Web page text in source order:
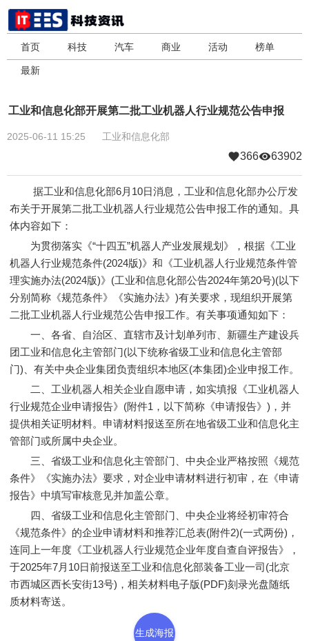
首页 科技 汽车 商业 活动 榜单
最新
工业和信息化部开展第二批工业机器人行业规范公告申报
2025-06-11 15:25 工业和信息化部
366 63902
据工业和信息化部6月10日消息，工业和信息化部办公厅发
布关于开展第二批工业机器人行业规范公告申报工作的通知。具
体内容如下：
为贯彻落实《“十四五”机器人产业发展规划》，根据《工业
机器人行业规范条件(2024版)》和《工业机器人行业规范条件管
理实施办法(2024版)》(工业和信息化部公告2024年第20号)(以下
分别简称《规范条件》《实施办法》)有关要求，现组织开展第
二批工业机器人行业规范公告申报工作。有关事项通知如下：
一、各省、自治区、直辖市及计划单列市、新疆生产建设兵
团工业和信息化主管部门(以下统称省级工业和信息化主管部
门)、有关中央企业集团负责组织本地区(本集团)企业申报工作。
二、工业机器人相关企业自愿申请，如实填报《工业机器人
行业规范企业申请报告》(附件1，以下简称《申请报告》)，并
提供相关证明材料。申请材料报送至所在地省级工业和信息化主
管部门或所属中央企业。
三、省级工业和信息化主管部门、中央企业严格按照《规范
条件》《实施办法》要求，对企业申请材料进行初审，在《申请
报告》中填写审核意见并加盖公章。
四、省级工业和信息化主管部门、中央企业将经初审符合
《规范条件》的企业申请材料和推荐汇总表(附件2)(一式两份)，
连同上一年度《工业机器人行业规范企业年度自查自评报告》，
于2025年7月10日前报送至工业和信息化部装备工业一司(北京
市西城区西长安街13号)，相关材料电子版(PDF)刻录光盘随纸
质材料寄送。
生成海报